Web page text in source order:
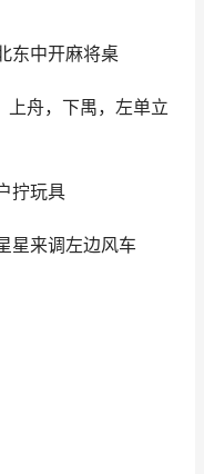
东中开麻将桌
上舟，下禺，左单立
拧玩具
星来调左边风车